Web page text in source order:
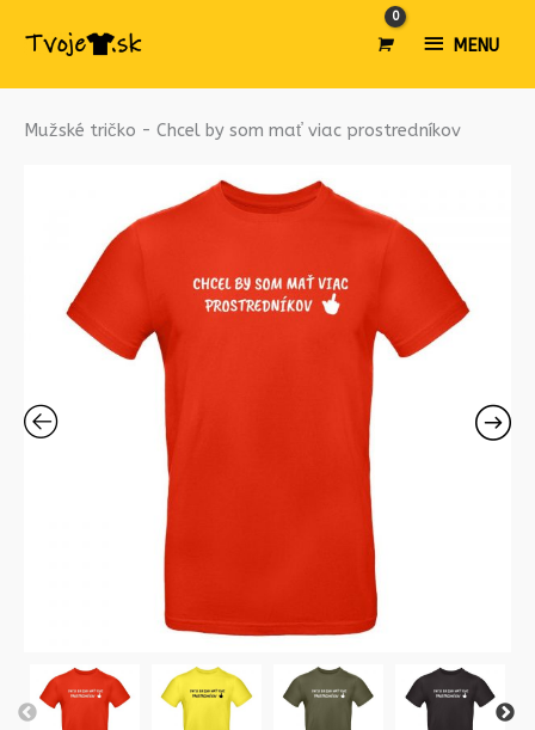
MENU
MENU
Mužské tričko - Chcel by som mať viac prostredníkov
množstvo
som
prostredníkov